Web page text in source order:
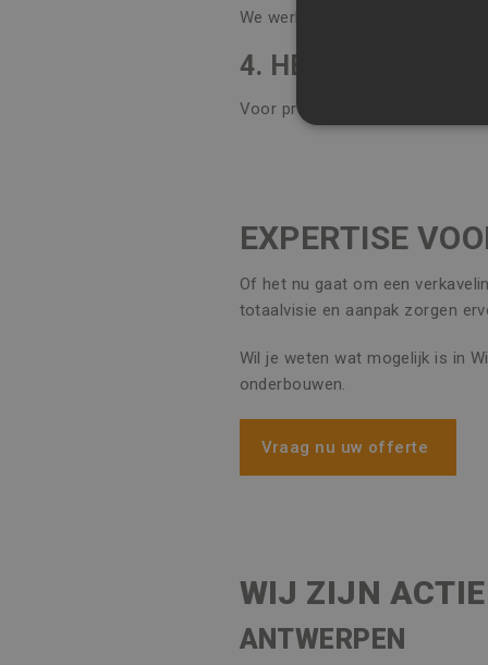
We werken met moderne
4. HEB IK OOK
Voor projecten in Wichelen
EXPERTISE
Of het nu gaat om een
totaalvisie en aanpak zorgen
Wil je weten wat mogelijk is in
onderbouwen.
Vraag nu uw offerte
WIJ ZIJN
ANTWERPEN
STRIKT
Strikt noodzakelijke
Naam
CookieScriptConsent
_ga
.bing.com
MR
_clck Google Privacy